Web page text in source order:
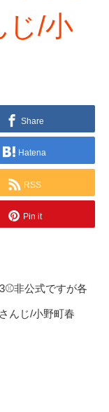
じ/小
Share
Hatena
RSS
Pin it
非公式ですが各
んじ/小野町春